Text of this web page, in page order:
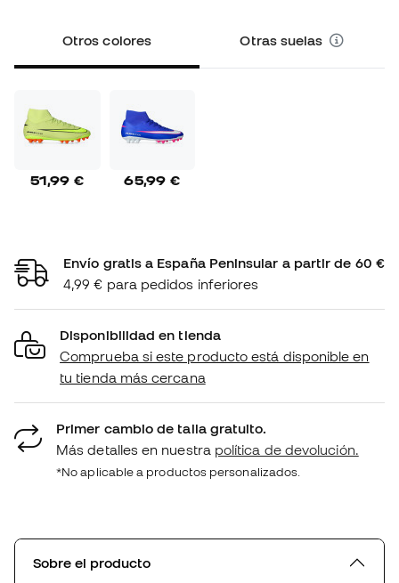
Otros colores Otras suelas
51,99 € 65,99 €
Envío gratis a España Peninsular a partir de 60 €
4,99 € para pedidos inferiores
Disponibilidad en tienda
Comprueba si este producto está disponible en
tu tienda más cercana
Primer cambio de talla gratuito.
Más detalles en nuestra política de devolución.
*No aplicable a productos personalizados.
Sobre el producto